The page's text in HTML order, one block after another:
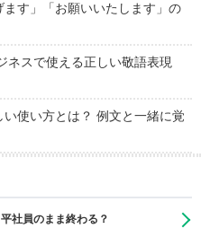
ます」「お願いいたします」の
ネスで使える正しい敬語表現
い使い方とは？ 例文と一緒に覚
社員のまま終わる？